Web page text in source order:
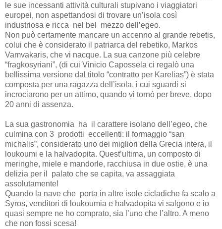
le sue incessanti attività culturali stupivano i viaggiatori
europei, non aspettandosi di trovare un’isola così
industriosa e ricca nel bel
mezzo dell’egeo.
Non può certamente mancare un accenno al grande rebetis,
colui che è considerato il patriarca del rebetiko, Markos
Vamvakaris, che vi nacque. La sua canzone più celebre
“fragkosyriani”, (di cui Vinicio Capossela ci regalò una
bellissima versione dal titolo “contratto per Karelias”) è stata
composta per una ragazza dell’isola, i cui sguardi si
incrociarono per un attimo, quando vi tornò per breve, dopo
20 anni di assenza.
La sua gastronomia ha il carattere isolano dell’egeo, che
culmina con 3 prodotti eccellenti: il formaggio “san
michalis”, considerato uno dei migliori della Grecia intera, il
loukoumi e la halvadopita. Quest’ultima, un composto di
meringhe, miele e mandorle, racchiusa in due ostie, è una
delizia per il
palato che se capita, va assaggiata
assolutamente!
Quando la nave che porta in altre isole cicladiche fa scalo a
Syros, venditori di loukoumia e halvadopita vi salgono e io
quasi sempre ne ho comprato, sia l’uno che l’altro. A meno
che non fossi scesa!